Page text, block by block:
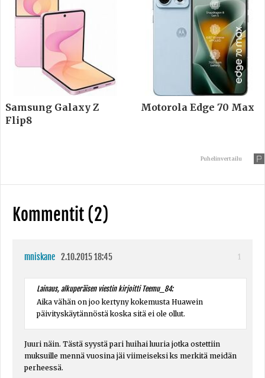
Samsung Galaxy Z
Flip8
Motorola Edge 70 Max
Puhelinvertailu
Kommentit (2)
mniskane 2.10.2015 18:45 1
Lainaus, alkuperäisen viestin kirjoitti Teemu_84:
Aika vähän on joo kertyny kokemusta Huawein
päivityskäytännöstä koska sitä ei ole ollut.
Juuri näin. Tästä syystä pari huihai luuria jotka ostettiin
muksuille mennä vuosina jäi viimeiseksi ks merkitä meidän
perheessä.